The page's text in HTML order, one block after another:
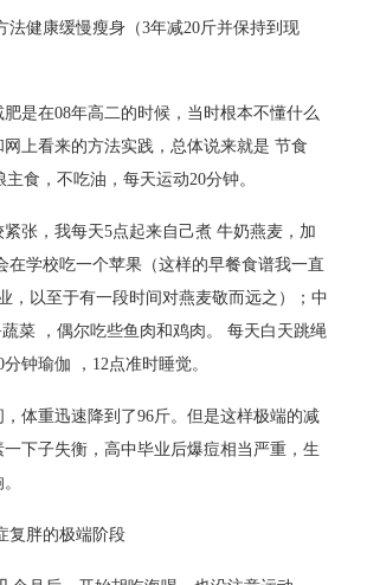
法健康缓慢瘦身（3年减20斤并保持到现
是在08年高二的时候，当时根本不懂什么
上看来的方法实践，总体说来就是 节食
食，不吃油，每天运动20分钟。
张，我每天5点起来自己煮 牛奶燕麦，加
在学校吃一个苹果（这样的早餐食谱我一直
，以至于有一段时间对燕麦敬而远之）；中
菜 ，偶尔吃些鱼肉和鸡肉。 每天白天跳绳
钟瑜伽 ，12点准时睡觉。
体重迅速降到了96斤。但是这样极端的减
下子失衡，高中毕业后爆痘相当严重，生
复胖的极端阶段